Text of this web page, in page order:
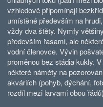
vzhledově připomínají
umístěné především na
vždy dva štěty. Nymfy
především řasami, ale
vodní členovce. Vývin
proměnou bez stádia kukly.
některé náměty na
akváriích (pohyb, dýchání,
rozdíl mezi larvami obou